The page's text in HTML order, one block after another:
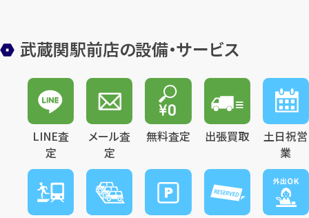
武蔵関駅前店の設備・サービス
LINE査
定
メール査
定
無料査定 出張買取
土日祝営
業